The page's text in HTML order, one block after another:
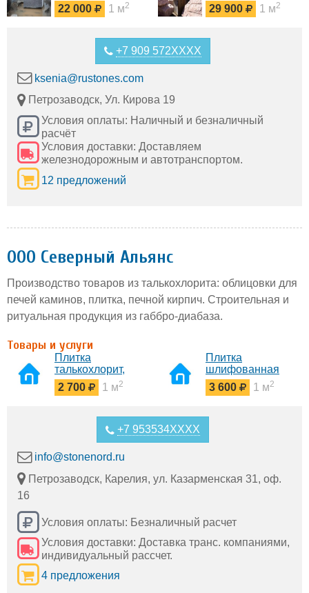
22 000 1 м2 29 900 1 м2
+7 909 572XXXX
ksenia@rustones.com
Петрозаводск, Ул. Кирова 19
Условия оплаты: Наличный и безналичный
расчёт
Условия доставки: Доставляем
железнодорожным и автотранспортом.
12 предложений
ООО Северный Альянс
Производство товаров из талькохлорита: облицовки для
печей каминов, плитка, печной кирпич. Строительная и
ритуальная продукция из габбро-диабаза.
Товары и услуги
Плитка
талькохлорит,
"рваный камень"
2 700 1 м2
Плитка
шлифованная
талькохлорит
3 600 1 м2
+7 953534XXXX
info@stonenord.ru
Петрозаводск, Карелия, ул. Казарменская 31, оф.
16
Условия оплаты: Безналичный расчет
Условия доставки: Доставка транс. компаниями,
индивидуальный рассчет.
4 предложения